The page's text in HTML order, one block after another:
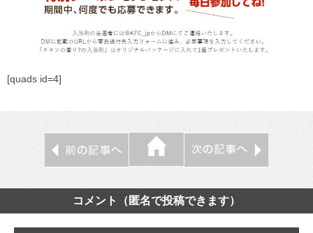
[quads id=4]
コメント（匿名で投稿できます）